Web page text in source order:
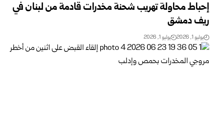
إحباط محاولة تهريب شحنة مخدرات قادمة من لبنان في
ريف دمشق
يوليو 1, 2026 يوليو 1, 2026